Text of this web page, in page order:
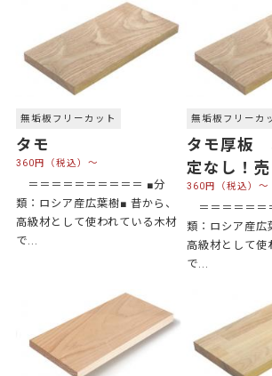
無垢板フリーカット
タモ
360円（税込）～
＝＝＝＝＝＝＝＝＝＝ ■分
類：ロシア産広葉樹■ 昔から、
高級材として使われている木材
で...
無垢板フリーカ
タモ厚板
定なし！
360円（税込）～
＝＝＝＝＝＝
類：ロシア産広
高級材として使
で...